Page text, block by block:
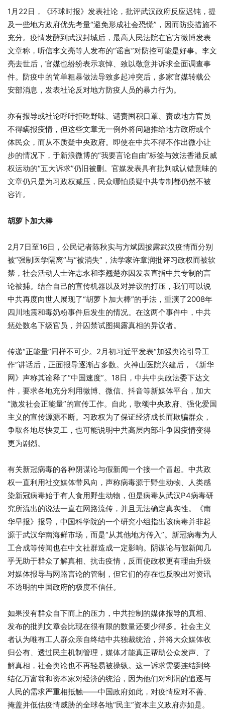
1月22日，《环球时报》发表社论，批评武汉政府反应迟钝，提
及一些地方政府优先考量“避免形成社会恐慌”，因而防疫措施不
充分。疫情发酵到武汉封城后，最高人民法院在官方微博发表
文章称，听信李文亮等人发布的“谣言”对防控可能是好事。李文
亮去世后，官媒也纷纷表示哀悼、致以敬意并诉求全面调查事
件。防疫中的简单粗暴做法导致多起冲突后，多家官媒转载公
安部消息，发表社论反对地方防疫人员的暴力行为。
亦有报导或社论呼吁拒吃野味、谴责囤积口罩、责成地方官员
不得瞒报疫情，但这些文章无一例外将问题推给地方政府或个
体民众，而从不质疑中央政府。即使在中共不得不作出微小让
步的情况下，于新浪微博的“我要言论自由”标签与效法香港反威
权运动的“五大诉求”仍旧被删。官媒发表具有批判或认错意味的
文章仍只是为习政权减压，民众哪怕质疑中共专制都仍然不被
容许。
胡萝卜加大棒
2月7日至16日，公民记者陈秋实与方斌因披露武汉疫情而分别
被“强制医学隔离”与“被消失”，法学家许章润批评习政权而被软
禁，社会活动人士许志永和李翘楚亦因发表直指中共专制的言
论被捕。结合自己的宣传机器以及对异议的打压，我们可以说
中共再度向世人展现了“胡萝卜加大棒”的手法，重演了2008年
四川地震和毒奶粉事件后发生的情况。在这两个事件中，中共
惩处数名下级官员，并囚禁试图揭露真相的异议者。
传递“正能量”同样不可少。2月初习近平发表“加强舆论引导工
作”讲话后，正面报导逐渐占多数。火神山医院兴建后，《新华
网》声称其诠释了“中国速度”。18日，中共中央政法委下达文
件，要求各地充分利用微博、微信、抖音等新媒体平台，加大
“激发社会正能量”的宣传工作。自此，歌颂中央政府、强化爱国
主义的宣传源源不断。习政权为了保证经济成长而欺骗群众，
争取各地尽快复工，也可能说明中共高层内部斗争因疫情变得
更为剧烈。
有关新冠病毒的各种阴谋论与假新闻一个接一个冒起。中共政
权一直利用社交媒体带风向，声称病毒源于野生动物、人类感
染新冠病毒始于有人食用野生动物，但是病毒从武汉P4病毒研
究所流出的说法一直在网路流传，并且无法确定真实性。《南
华早报》报导，中国科学院的一个研究小组指出该病毒并非起
源于武汉华南海鲜市场，而是“从其他地方传入”。新冠病毒为人
工合成等传闻也在中文社群造成一定影响。阴谋论与假新闻几
乎无助于群众了解真相、抗击疫情，反而使政权更有理由升级
对媒体报导与网路言论的管制，但它们的存在也反映出对资讯
不透明的中国政府的极度不信任。
如果没有群众自下而上的压力，中共控制的媒体报导的真相、
发布的批判文章会比现在很有限的数量还要少得多。社会主义
者认为唯有工人群众亲自终结中共独裁统治，并将大众媒体收
归公有、透过民主机制管理，媒体才能真正帮助公众发声、了
解真相，社会舆论也不再轻易被操纵。这一诉求需要连结到终
结亿万富翁和资本家对经济的统治，因为他们对利润的追逐与
人民的需求严重相抵触——中国政府如此，对疫情应对不善、
掩盖并低估疫情威胁的全球各地“民主”资本主义政府亦如是。